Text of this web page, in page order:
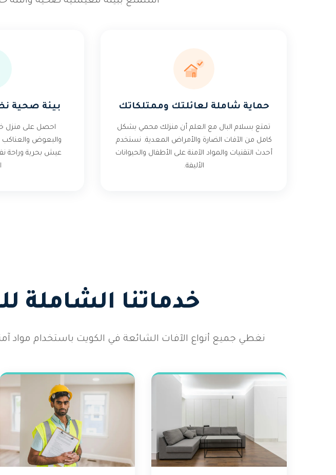
حماية شاملة لعائلتك وممتلكاتك
تمتع بسلام البال مع العلم أن منزلك محمي بشكل
كامل من الآفات الضارة والأمراض المعدية. نستخدم
أحدث التقنيات والمواد الآمنة على الأطفال والحيوانات
الأليفة.
بيئة صحية
احصل على منزل
والبعوض
عيش بحرية وراحة
خدماتنا الشاملة
نغطي جميع أنواع الآفات الشائعة في الكويت باستخدام